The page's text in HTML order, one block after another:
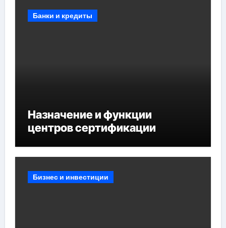
Банки и кредиты
Назначение и функции
центров сертификации
Бизнес и инвестиции